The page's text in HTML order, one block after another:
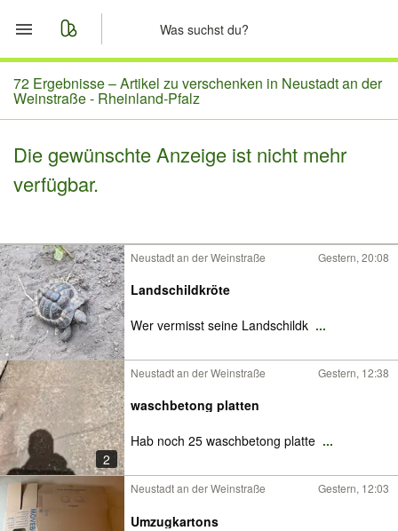
Start
Merkliste
Nachrichten
72 Ergebnisse –Artikel zu verschenken in Neustadt an der
Weinstraße - Rheinland-Pfalz
Die gewünschte Anzeige ist nicht mehr
verfügbar.
Neustadt an der Weinstraße Gestern, 20:08
Landschildkröte
Wer vermisst seine Landschildk ...
2
Neustadt an der Weinstraße Gestern, 12:38
waschbetong platten
Hab noch 25 waschbetong platte ...
Neustadt an der Weinstraße Gestern, 12:03
Umzugkartons